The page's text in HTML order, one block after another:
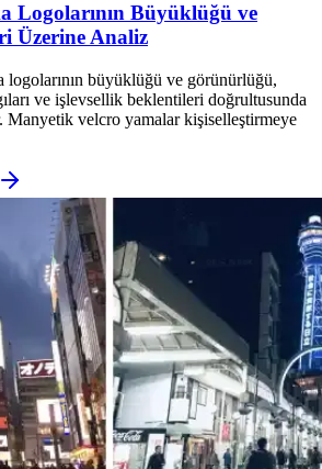
Logolarının Büyüklüğü ve
Üzerine Analiz
logolarının büyüklüğü ve görünürlüğü,
ve işlevsellik beklentileri doğrultusunda
Manyetik velcro yamalar kişiselleştirmeye